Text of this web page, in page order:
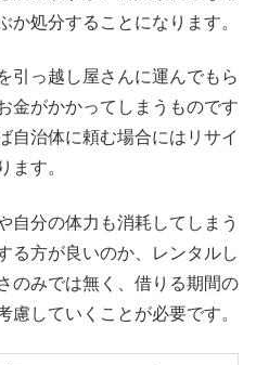
か処分することになります。
引っ越し屋さんに運んでもら
金がかかってしまうものです
自治体に頼む場合にはリサイ
ます。
自分の体力も消耗してしまう
る方が良いのか、レンタルし
のみでは無く、借りる期間の
慮していくことが必要です。